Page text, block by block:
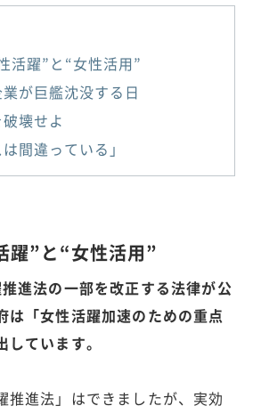
活躍”と“女性活用”
が巨艦沈没する日
壊せよ
は間違っている」
躍”と“女性活用”
進法の一部を改正する法律が公
は「女性活躍加速のための重点
ています。
推進法」はできましたが、実効